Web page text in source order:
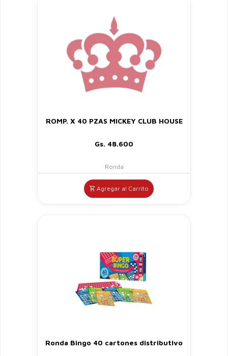
ROMP. X 40 PZAS MICKEY CLUB HOUSE
Gs. 48.600
Ronda
Agregar al Carrito
Ronda Bingo 40 cartones distributivo